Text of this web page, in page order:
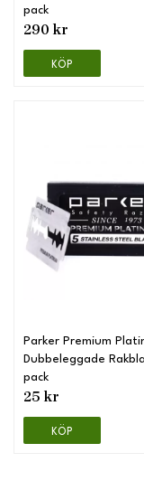
pack
290 kr
KÖP
Parker Premium
Dubbeleggade
pack
25 kr
KÖP